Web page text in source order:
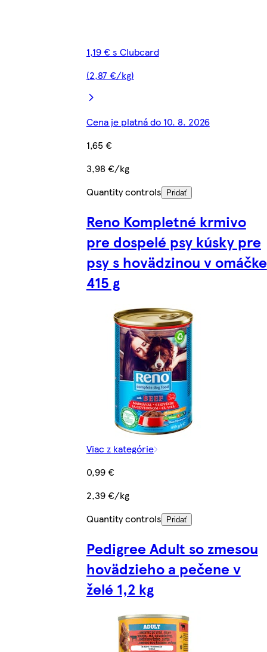
1,19 € s Clubcard
(2,87 €/kg)
Cena je platná do 10. 8. 2026
1,65 €
3,98 €/kg
Quantity controls
Pridať
Reno Kompletné krmivo
pre dospelé psy kúsky pre
psy s hovädzinou v omáčke
415 g
Viac z kategórie
0,99 €
2,39 €/kg
Quantity controls
Pridať
Pedigree Adult so zmesou
hovädzieho a pečene v
želé 1,2 kg